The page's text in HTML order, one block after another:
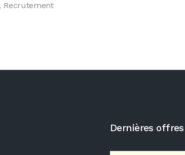
, Recrutement
Dernières offres